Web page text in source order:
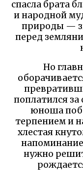
спасла брата
и народной
природы —
перед
Но
поплатился
юноша
терпением и
хлестая
нужно